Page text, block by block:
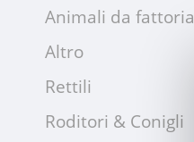
Animali da fattoria
Altro
Rettili
Roditori & Conigli